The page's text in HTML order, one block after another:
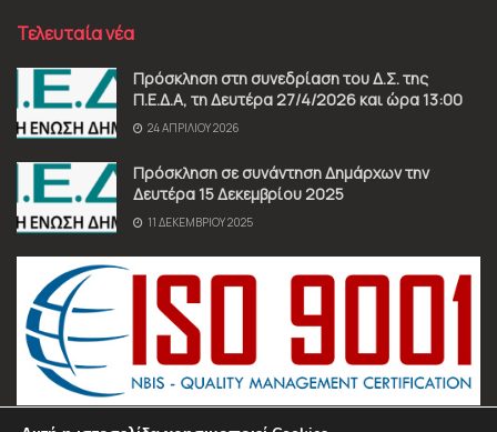
Τελευταία νέα
Πρόσκληση στη συνεδρίαση του Δ.Σ. της
Π.Ε.Δ.Α, τη Δευτέρα 27/4/2026 και ώρα 13:00
24 ΑΠΡΙΛΊΟΥ 2026
Πρόσκληση σε συνάντηση Δημάρχων την
Δευτέρα 15 Δεκεμβρίου 2025
11 ΔΕΚΕΜΒΡΊΟΥ 2025